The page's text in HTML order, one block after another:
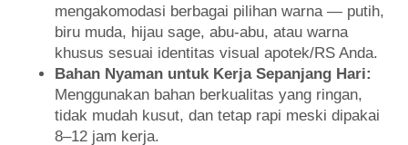
mengakomodasi berbagai pilihan warna — putih,
biru muda, hijau sage, abu-abu, atau warna
khusus sesuai identitas visual apotek/RS Anda.
Bahan Nyaman untuk Kerja Sepanjang Hari:
Menggunakan bahan berkualitas yang ringan,
tidak mudah kusut, dan tetap rapi meski dipakai
8–12 jam kerja.